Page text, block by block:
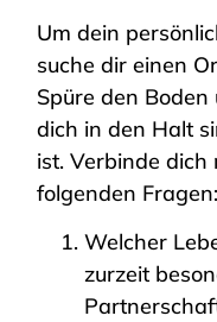
Um dein
suche dir einen
Spüre den
dich in den Halt
ist. Verbinde dich
folgenden Fragen:
Welcher
zurzeit